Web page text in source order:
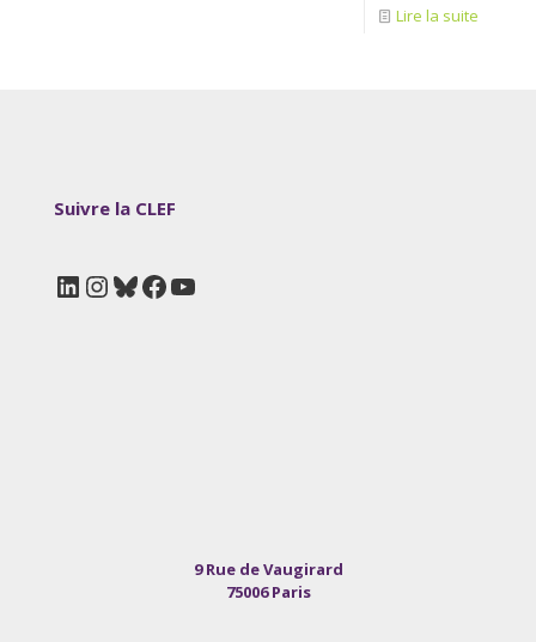
Lire la suite
Suivre la CLEF
LinkedIn
Instagram
Bluesky
Facebook
YouTube
9 Rue de Vaugirard
75006 Paris